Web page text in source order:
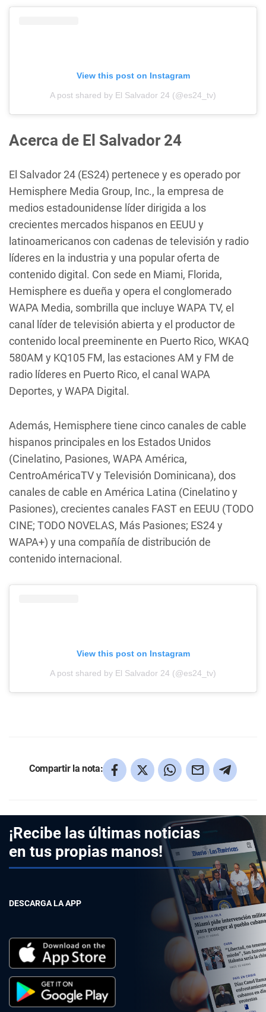
View this post on Instagram
A post shared by El Salvador 24 (@es24_tv)
Acerca de El Salvador 24
El Salvador 24 (ES24) pertenece y es operado por
Hemisphere Media Group, Inc., la empresa de
medios estadounidense líder dirigida a los
crecientes mercados hispanos en EEUU y
latinoamericanos con cadenas de televisión y radio
líderes en la industria y una popular oferta de
contenido digital. Con sede en Miami, Florida,
Hemisphere es dueña y opera el conglomerado
WAPA Media, sombrilla que incluye WAPA TV, el
canal líder de televisión abierta y el productor de
contenido local preeminente en Puerto Rico, WKAQ
580AM y KQ105 FM, las estaciones AM y FM de
radio líderes en Puerto Rico, el canal WAPA
Deportes, y WAPA Digital.
Además, Hemisphere tiene cinco canales de cable
hispanos principales en los Estados Unidos
(Cinelatino, Pasiones, WAPA América,
CentroAméricaTV y Televisión Dominicana), dos
canales de cable en América Latina (Cinelatino y
Pasiones), crecientes canales FAST en EEUU (TODO
CINE; TODO NOVELAS, Más Pasiones; ES24 y
WAPA+) y una compañía de distribución de
contenido internacional.
View this post on Instagram
A post shared by El Salvador 24 (@es24_tv)
Compartir la nota:
¡Recibe las últimas noticias
en tus propias manos!
DESCARGA LA APP